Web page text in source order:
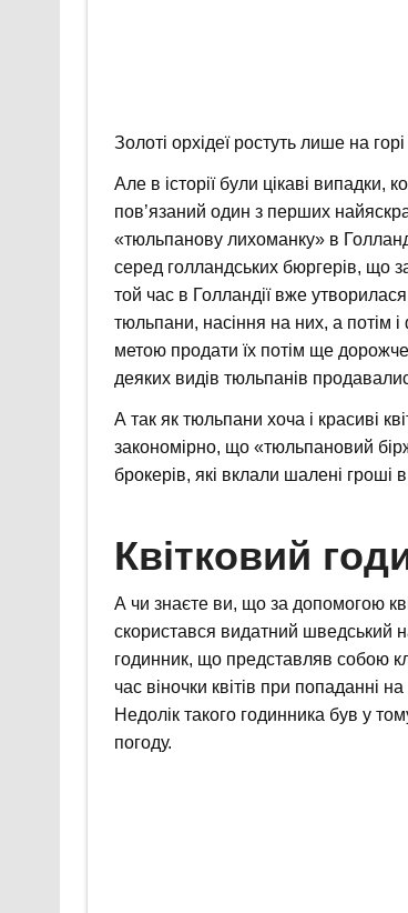
Золоті орхідеї ростуть лише на
Але в історії були цікаві
пов’язаний один з перших
«тюльпанову лихоманку» в
серед голландських бюргерів, що
той час в Голландії вже
тюльпани, насіння на них, а потім і
метою продати їх потім ще
деяких видів тюльпанів
А так як тюльпани хоча і красиві
закономірно, що «тюльпановий
брокерів, які вклали шалені гроші
Квітковий
А чи знаєте ви, що за допомогою
скористався видатний шведський
годинник, що представляв собою
час віночки квітів при попаданні
Недолік такого годинника був у
погоду.